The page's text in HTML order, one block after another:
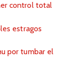
control total
estragos
por tumbar el